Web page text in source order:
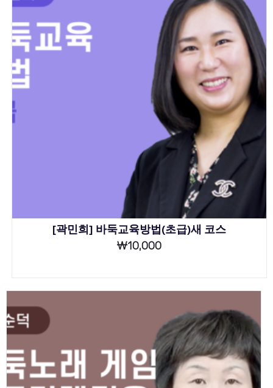
[곽민희] 바둑교육방법(초급)새 코스
₩10,000